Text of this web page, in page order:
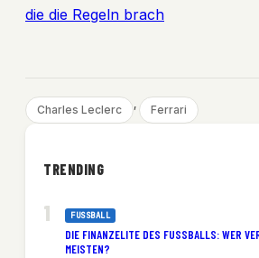
die die Regeln brach
Charles Leclerc , Ferrari
TRENDING
FUSSBALL
DIE FINANZELITE DES FUSSBALLS: WER
EISTEN?